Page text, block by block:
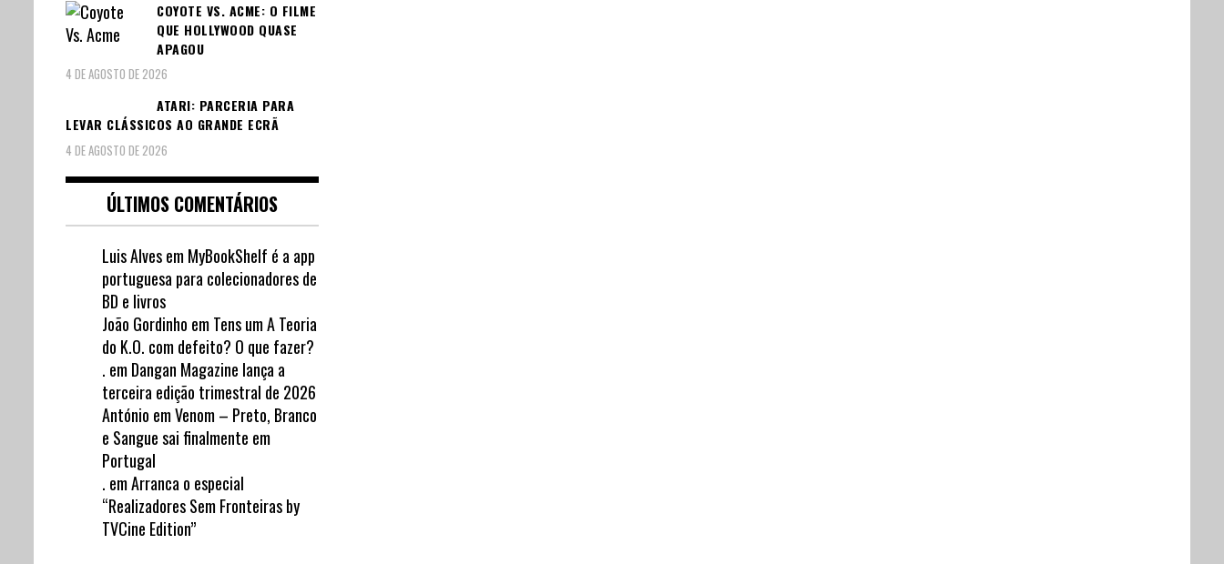
COYOTE VS. ACME: O FILME
QUE HOLLYWOOD QUASE
APAGOU
4 DE AGOSTO DE 2026
ATARI: PARCERIA PARA
LEVAR CLÁSSICOS AO GRANDE ECRÃ
4 DE AGOSTO DE 2026
ÚLTIMOS COMENTÁRIOS
Luis Alvesem MyBookShelf é a app
portuguesa para colecionadores de
BD e livros
João Gordinho em Tens um A Teoria
do K.O. com defeito? O que fazer?
. em Dangan Magazine lança a
terceira edição trimestral de 2026
António emVenom – Preto, Branco
e Sangue sai finalmente em
Portugal
. emArranca o especial
“Realizadores Sem Fronteiras by
TVCine Edition”